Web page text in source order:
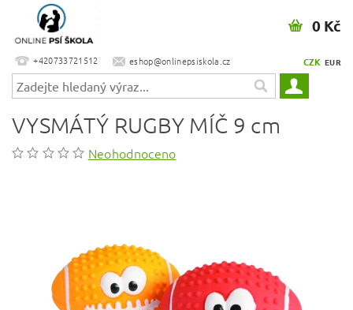
+420733721512 eshop@onlinepsiskola.cz CZK EUR
0 Kč
VYSMÁTÝ RUGBY MÍČ 9 cm
Neohodnoceno